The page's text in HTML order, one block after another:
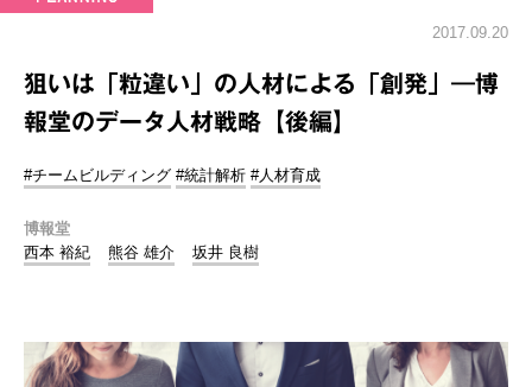
2017.09.20
狙いは「粒違い」の人材による「創発」―博
報堂のデータ人材戦略【後編】
#チームビルディング #統計解析 #人材育成
博報堂
西本 裕紀
熊谷 雄介 坂井 良樹